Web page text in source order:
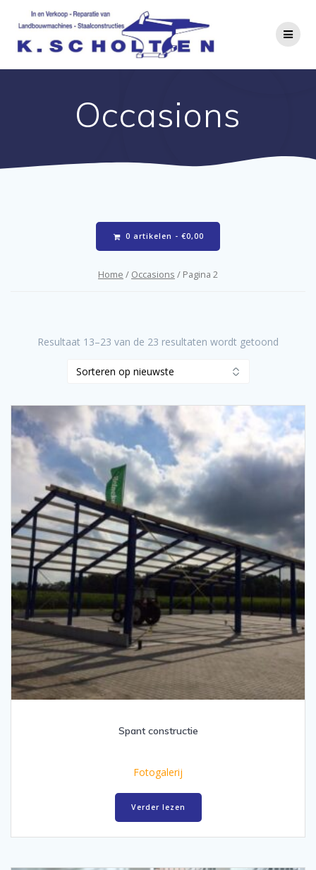
Occasions
0 artikelen - €0,00
Home / Occasions / Pagina 2
Resultaat 13–23 van de 23 resultaten wordt getoond
Spant constructie
Fotogalerij
Verder lezen